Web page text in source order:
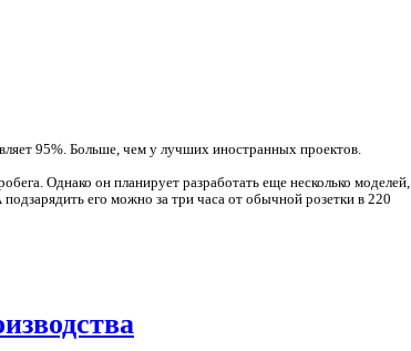
95%. Больше, чем у лучших иностранных проектов.
Однако он планирует разработать еще несколько моделей,
его можно за три часа от обычной розетки в 220